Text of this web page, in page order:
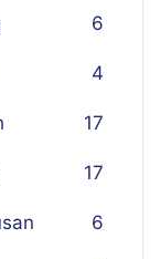
6
4
17
17
6